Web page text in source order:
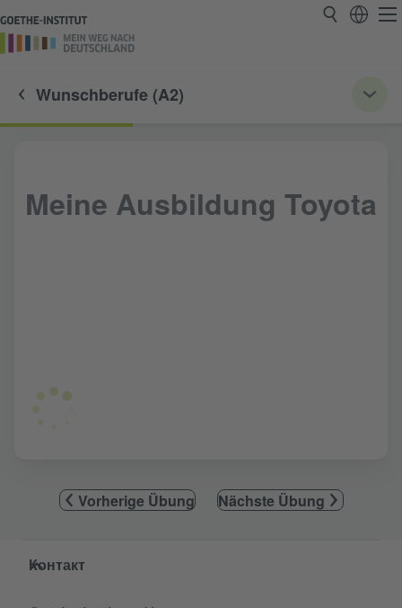
Wunschberufe (A2)
Meine Ausbildung Toyota
Vorherige Übung Nächste Übung
Service- und Informationsbereich
Контакт